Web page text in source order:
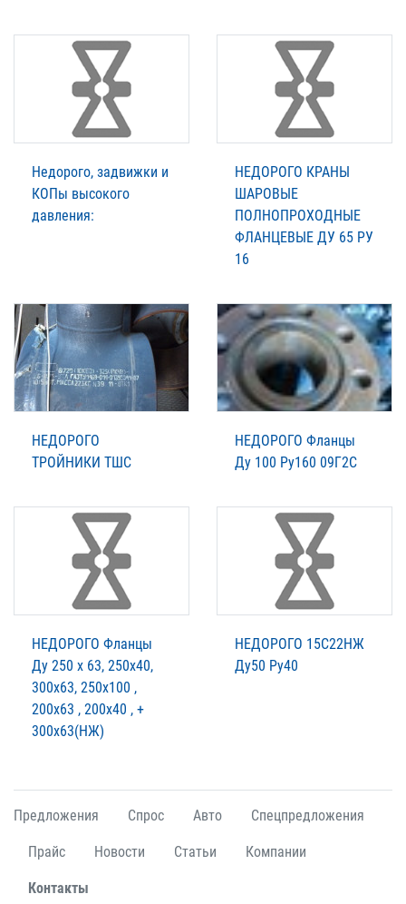
Недорого, задвижки и
КОПы высокого
давления:
НЕДОРОГО КРАНЫ
ШАРОВЫЕ
ПОЛНОПРОХОДНЫЕ
ФЛАНЦЕВЫЕ ДУ 65 РУ
16
НЕДОРОГО
ТРОЙНИКИ ТШС
НЕДОРОГО Фланцы
Ду 100 Ру160 09Г2С
НЕДОРОГО Фланцы
Ду 250 х 63, 250х40,
300х63, 250х100 ,
200х63 , 200х40 , +
300х63(НЖ)
НЕДОРОГО 15С22НЖ
Ду50 Ру40
Предложения Спрос Авто Спецпредложения
Прайс Новости Статьи Компании
Контакты